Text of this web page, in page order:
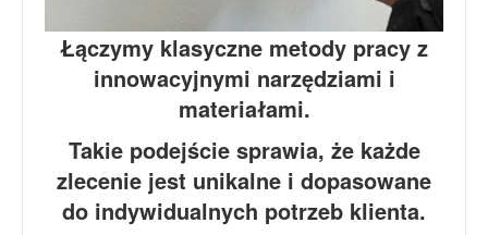
Łączymy klasyczne metody pracy z
innowacyjnymi narzędziami i
materiałami.
Takie podejście sprawia, że każde
zlecenie jest unikalne i dopasowane
do indywidualnych potrzeb klienta.